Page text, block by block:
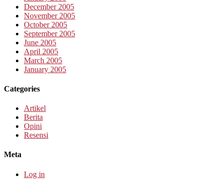
December 2005
November 2005
October 2005
September 2005
June 2005
April 2005
March 2005
January 2005
Categories
Artikel
Berita
Opini
Resensi
Meta
Log in